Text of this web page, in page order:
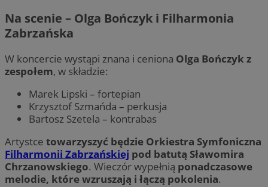
Na scenie – Olga Bończyk i Filharmonia
Zabrzańska
W koncercie wystąpi znana i ceniona Olga Bończyk z
zespołem, w składzie:
Marek Lipski – fortepian
Krzysztof Szmańda – perkusja
Bartosz Szetela – kontrabas
Artystce towarzyszyć będzie Orkiestra Symfoniczna
Filharmonii Zabrzańskiej pod batutą Sławomira
Chrzanowskiego. Wieczór wypełnią ponadczasowe
melodie, które wzruszają i łączą pokolenia.